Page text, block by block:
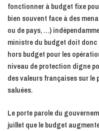
fonctionner à budget fixe
bien souvent face à des
ou de pays, …)
ministre du budget doit
hors budget pour les
niveau de protection digne
des valeurs françaises sur
saluées.
Le porte parole du
juillet que le budget